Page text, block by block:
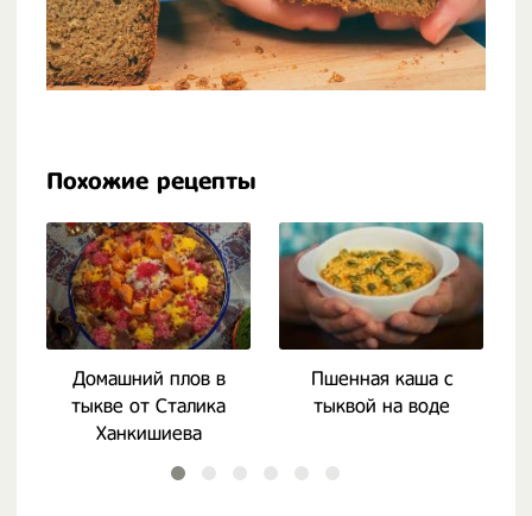
Похожие рецепты
Домашний плов в
тыкве от Сталика
Ханкишиева
Пшенная каша с
тыквой на воде